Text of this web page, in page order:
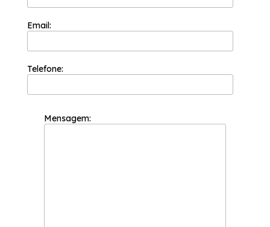
Email:
Telefone:
Mensagem: